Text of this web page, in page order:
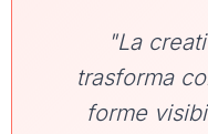
"La
trasforma
forme